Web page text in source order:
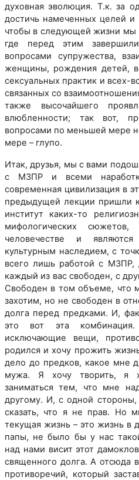
духовная эволюция. Т.к. за
достичь намеченных целей
чтобы в следующей жизни мы
где перед этим
вопросами супружества,
женщины, рождения детей,
сексуальных практик и всех-
связанных со
также высочайшего
влюбленности; так вот,
вопросами по меньшей мере
мере – глупо.
Итак, друзья, мы с вами
с МЗПР и всеми
современная цивилизация в
предыдущей лекции пришли
институт каких-то
мифологических
человечестве и
культурным наследием, с
всего лишь работой с МЗПР,
каждый из вас свободен, с
Свободен в том объеме, что
захотим, но не свободен в
долга перед предками. И,
это вот эта
исключающие вещи,
родился и хочу прожить
дело до предков, какое мне
мужа. Я хочу творить, я
заниматься тем, что мне
другому. И, с одной
сказать, что я не прав. Но
текущая жизнь – это жизнь в
папы, не было бы у нас
над нами висит этот
священного долга. А отсюда
противоречий, который